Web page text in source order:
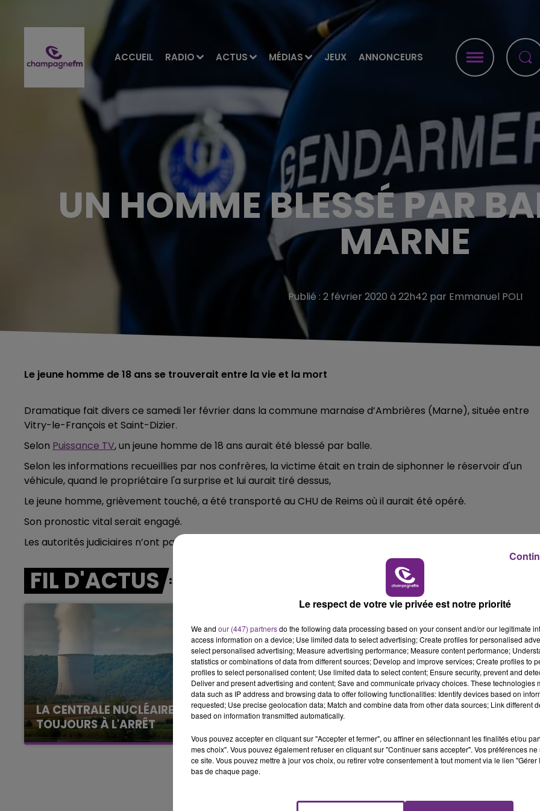
ACCUEIL RADIO ACTUS MÉDIAS JEUX ANNONCEURS
5h00 - 6h00
CHAMPAGNE FM
UN HOMME BLESSÉ PAR
MARNE
Publié : 2 février 2020 à 22h42 par Emmanuel POLI
Le jeune homme de 18 ans se trouverait entre la vie et la mort
Dramatique fait divers ce samedi 1er février dans la commune marnaise d’Ambrières (Marne), située entre
Vitry-le-François et Saint-Dizier.
Selon Puissance TV, un jeune homme de 18 ans aurait été blessé par balle.
Selon les informations recueillies par nos confrères, la victime était en train de siphonner le réservoir d'un
véhicule, quand le propriétaire l'a surprise et lui aurait tiré dessus,
Le jeune homme, grièvement touché, a été transporté au CHU de Reims où il aurait été opéré.
Son pronostic vital serait engagé.
Les autorités judiciaires n’ont pas souhaité communiquer sur ce dossier pour le moment.
FIL D'ACTUS
LA CENTRALE NUCLÉAIRE DE CHOOZ
TOUJOURS À L'ARRÊT
Cela fait déjà une semaine que la centrale
nucléaire ardennaise est à l'arrêt. Une situation
justifiée par la sécheresse intense qui est
LE MAGASIN JOUÉCLUB DE REIMS FERME
SES PORTES
C'était l'une des institutions du centre-ville
rémois. Le magasin JouéClub est contraint de
fermer ses portes.
Le respect de votre vie privée est notre priorité
We and our (447) partnersdo the following data processing based on your consent and/or our legitimate
access information on a device; Use limited data to select advertising; Create profiles for personalised
select personalised advertising; Measure advertising performance; Measure content performance;
statistics or combinations of data from different sources; Develop and improve services; Create profiles to
profiles to select personalised content; Use limited data to select content; Ensure security, prevent and
Deliver and present advertising and content; Save and communicate privacy choices. These technologies
data such as IP address and browsing data to offer following functionalities: Identify devices based on
requested; Use precise geolocation data; Match and combine data from other data sources; Link different
based on information transmitted automatically.
Vous pouvez accepter en cliquant sur "Accepter et fermer", ou affiner en sélectionnant les finalités et/ou
mes choix". Vous pouvez également refuser en cliquant sur "Continuer sans accepter". Vos préférences
ce site. Vous pouvez mettre à jour vos choix, ou retirer votre consentement à tout moment via le lien
bas de chaque page.